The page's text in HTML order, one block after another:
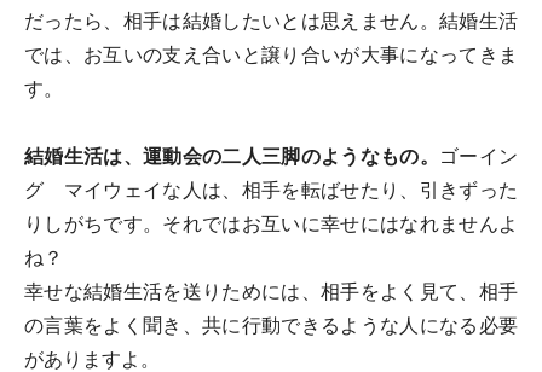
だったら、相手は結婚したいとは思えません。結婚生活
では、お互いの支え合いと譲り合いが大事になってきま
す。
結婚生活は、運動会の二人三脚のようなもの。
ゴーイン
グ マイウェイな人は、相手を転ばせたり、引きずった
りしがちです。それではお互いに幸せにはなれませんよ
ね？
幸せな結婚生活を送りためには、相手をよく見て、相手
の言葉をよく聞き、共に行動できるような人になる必要
がありますよ。